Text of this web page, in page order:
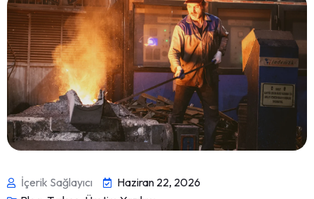
İçerik Sağlayıcı
Haziran 22, 2026